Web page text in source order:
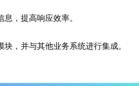
，提高响应效率。
，并与其他业务系统进行集成。